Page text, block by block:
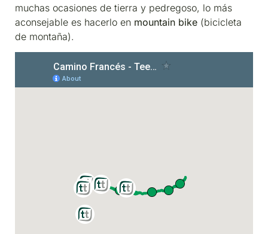
muchas ocasiones de tierra y pedregoso, lo más
aconsejable es hacerlo en mountain bike (bicicleta
de montaña).